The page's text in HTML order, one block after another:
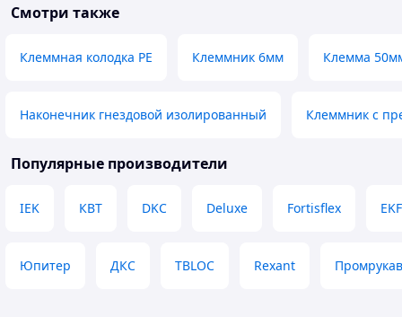
Смотри также
Клеммная колодка PE Клеммник 6мм Клемма
Наконечник гнездовой изолированный Клеммник с
Популярные производители
IEK КВТ DKC Deluxe Fortisflex
Юпитер ДКС TBLOC Rexant Промрукав